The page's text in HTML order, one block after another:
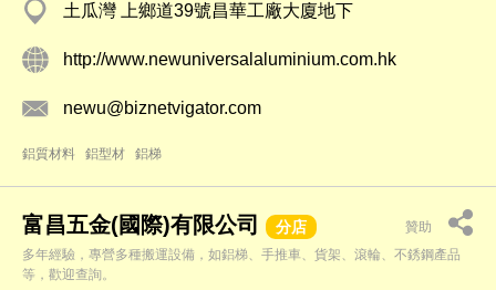
土瓜灣 上鄉道39號昌華工廠大廈地下
http://www.newuniversalaluminium.com.hk
newu@biznetvigator.com
鋁質材料 鋁型材 鋁梯
富昌五金(國際)有限公司 分店
贊助
多年經驗，專營多種搬運設備，如鋁梯、手推車、貨架、滾輪、不銹鋼產品
等，歡迎查詢。